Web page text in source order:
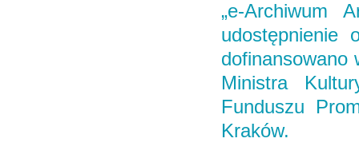
„e-Archiwum
udostępnienie
dofinansowano
Ministra
Funduszu
Kraków.